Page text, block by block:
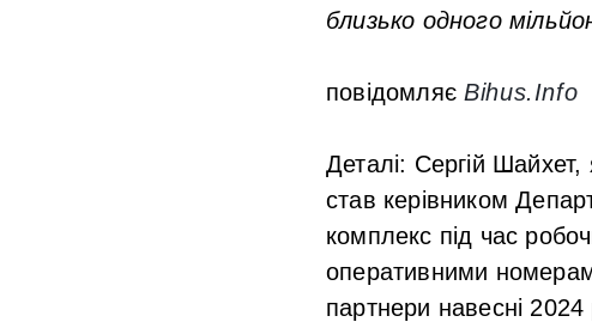
близько одного
повідомляєBihus.Info
Деталі: Сергій Шайхет,
став керівником
комплекс під час
оперативними
партнери навесні